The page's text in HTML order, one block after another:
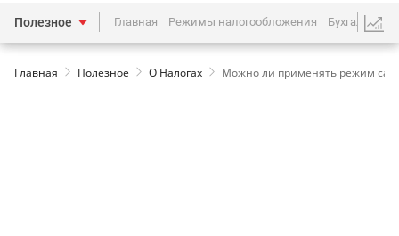
Полезное Главная Режимы налогообложения Бухгалтерия
Главная Полезное О Налогах Можно ли применять режим